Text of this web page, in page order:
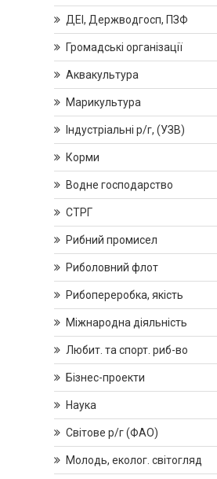
ДЕІ, Держводгосп, ПЗФ
Громадські організації
Аквакультура
Марикультура
Індустріальні р/г, (УЗВ)
Корми
Водне господарство
СТРГ
Рибний промисел
Риболовний флот
Рибопереробка, якість
Міжнародна діяльність
Любит. та спорт. риб-во
Бізнес-проекти
Наука
Світове р/г (ФАО)
Молодь, еколог. світогляд